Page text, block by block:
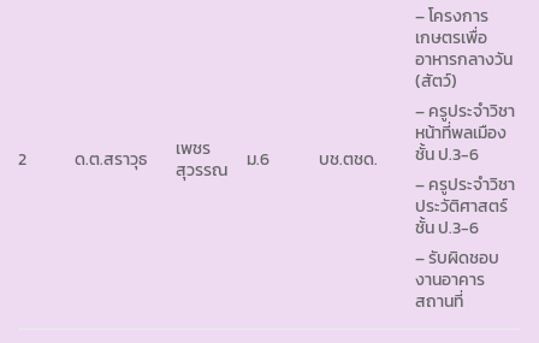
2 ด.ต.สราวุธ
เพชร
สุวรรณ
ม.6 บช.ตชด.
– โครงการ
เกษตรเพื่อ
อาหารกลางวัน
(สัตว์)
– ครูประจำวิชา
หน้าที่พลเมือง
ชั้น ป.3-6
– ครูประจำวิชา
ประวัติศาสตร์
ชั้น ป.3-6
– รับผิดชอบ
งานอาคาร
สถานที่